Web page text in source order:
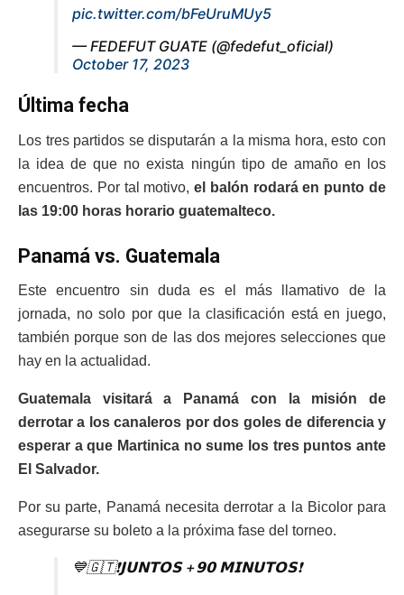
pic.twitter.com/bFeUruMUy5
— FEDEFUT GUATE (@fedefut_oficial)
October 17, 2023
Última fecha
Los tres partidos se disputarán a la misma hora, esto con
la idea de que no exista ningún tipo de amaño en los
encuentros. Por tal motivo,el balón rodará en punto de
las 19:00 horas horario guatemalteco.
Panamá vs. Guatemala
Este encuentro sin duda es el más llamativo de la
jornada, no solo por que la clasificación está en juego,
también porque son de las dos mejores selecciones que
hay en la actualidad.
Guatemala visitará a Panamá con la misión de
derrotar a los canaleros por dos goles de diferencia y
esperar a que Martinica no sume los tres puntos ante
El Salvador.
Por su parte, Panamá necesita derrotar a la Bicolor para
asegurarse su boleto a la próxima fase del torneo.
💙🇬🇹❗𝗝𝗨𝗡𝗧𝗢𝗦 +𝟵𝟬 𝗠𝗜𝗡𝗨𝗧𝗢𝗦❗